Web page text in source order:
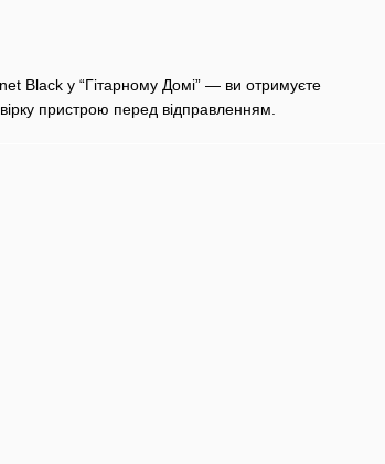
Black у “Гітарному Домі” — ви отримуєте
пристрою перед відправленням.